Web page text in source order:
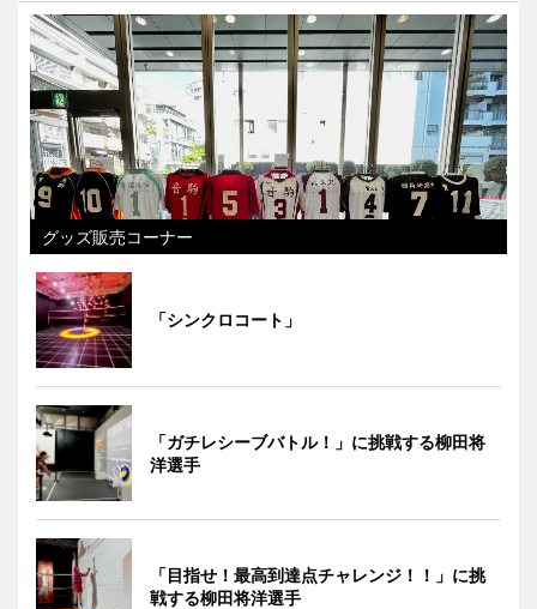
グッズ販売コーナー
「シンクロコート」
「ガチレシーブバトル！」に挑戦する柳田将
洋選手
「目指せ！最高到達点チャレンジ！！」に挑
戦する柳田将洋選手